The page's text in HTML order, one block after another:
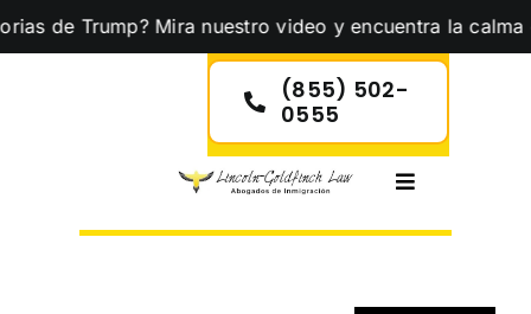
Skip
Mira nuestro video y encuentra la calma que
(855) 502-
0555
Toggle